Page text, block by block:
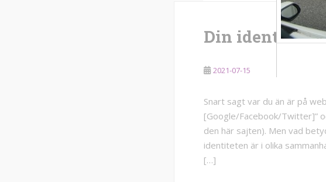
Din identitet
2021-07-15
Snart sagt var du än är på
[Google/Facebook/Twitter]”
den här sajten). Men vad
identiteten är i olika
[…]